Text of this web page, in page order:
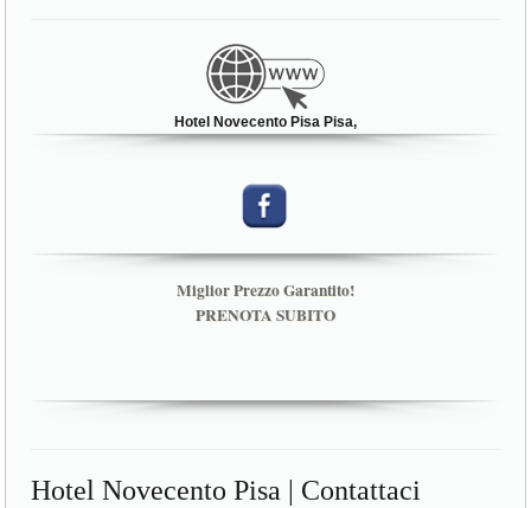
Hotel Novecento Pisa Pisa,
Miglior Prezzo Garantito!
PRENOTA SUBITO
Hotel Novecento Pisa | Contattaci